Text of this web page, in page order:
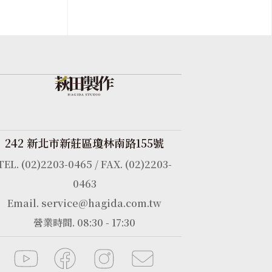
242 新北市新莊區瓊林南路155號
(02)2203-0465 / FAX. (02)2203-
0463
Email. service@hagida.com.tw
營業時間. 08:30 - 17:30